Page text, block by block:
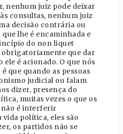
nenhum juiz pode deixar
consultas, nenhum juiz
decisão contrária ou
lhe é encaminhada e
do non liquet
que dar
ele é acionado. O que nós
que quando as pessoas
judicial ou falam
dizer, presença do
muitas vezes o que os
não é interferir
política, eles são
os partidos não se